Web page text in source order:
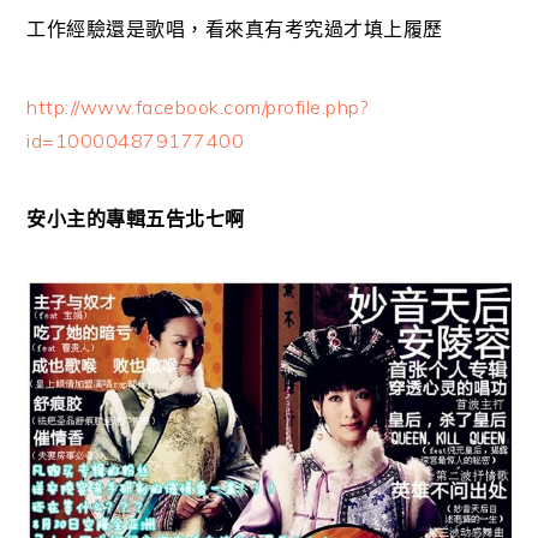
工作經驗還是歌唱，看來真有考究過才填上履歷
http://www.facebook.com/profile.php?
id=100004879177400
安小主的專輯五告北七啊